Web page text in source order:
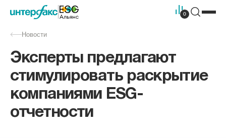
0
Новости
Эксперты предлагают
стимулировать раскрытие
компаниями ESG-
отчетности